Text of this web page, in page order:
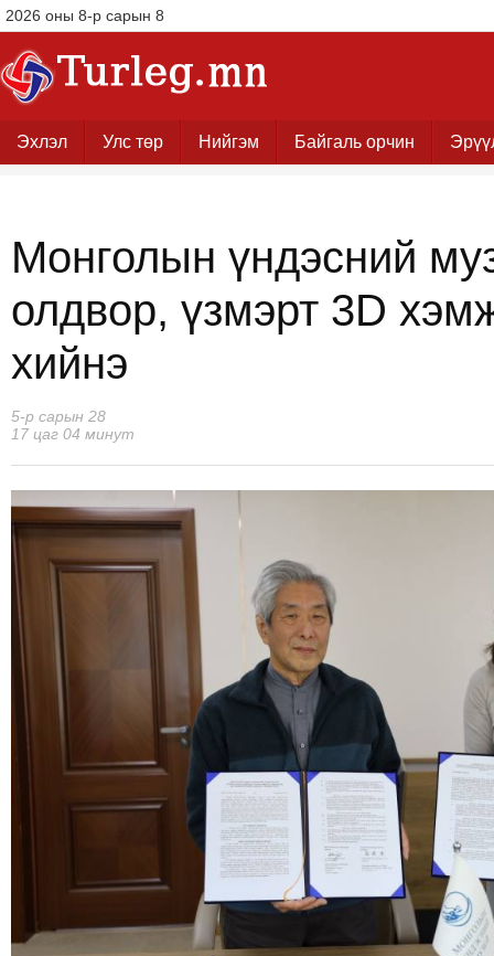
2026 оны 8-р сарын 8
Эхлэл Улс төр Нийгэм Байгаль орчин
Монголын үндэсний
олдвор, үзмэрт 3D
хийнэ
5-р сарын 28
17 цаг 04 минут